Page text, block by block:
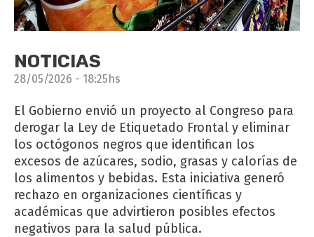
NOTICIAS
28/05/2026 - 18:25hs
El Gobierno envió un proyecto al Congreso para
derogar la Ley de Etiquetado Frontal y eliminar
los octógonos negros que identifican los
excesos de azúcares, sodio, grasas y calorías de
los alimentos y bebidas. Esta iniciativa generó
rechazo en organizaciones científicas y
académicas que advirtieron posibles efectos
negativos para la salud pública.